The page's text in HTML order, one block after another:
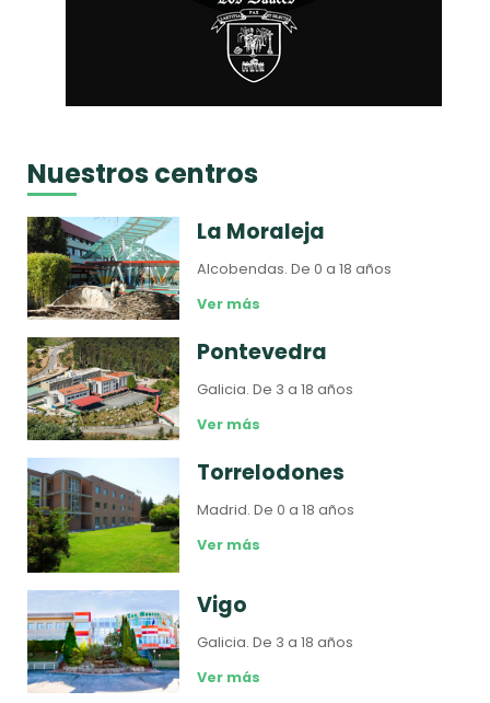
Nuestros centros
La Moraleja
Alcobendas.De 0 a 18 años
Ver más
Pontevedra
Galicia.De 3 a 18 años
Ver más
Torrelodones
Madrid.De 0 a 18 años
Ver más
Vigo
Galicia.De 3 a 18 años
Ver más